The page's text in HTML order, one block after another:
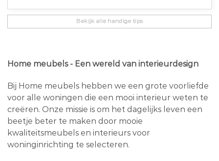
Bekijk alle handige tips
Home meubels - Een wereld van interieurdesign
Bij Home meubels hebben we een grote voorliefde
voor alle woningen die een mooi interieur weten te
creëren. Onze missie is om het dagelijks leven een
beetje beter te maken door mooie
kwaliteitsmeubels en interieurs voor
woninginrichting te selecteren.